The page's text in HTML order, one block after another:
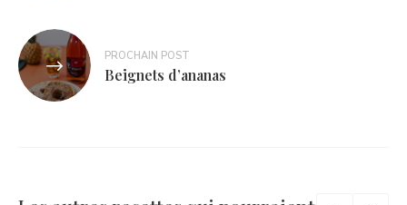
PROCHAIN POST
Beignets d’ananas